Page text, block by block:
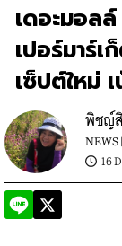
เดอะมอล
เปอร์มาร์เ
เซ็ปต์ใหม่
พิชญ์สิ
NEWS |
16